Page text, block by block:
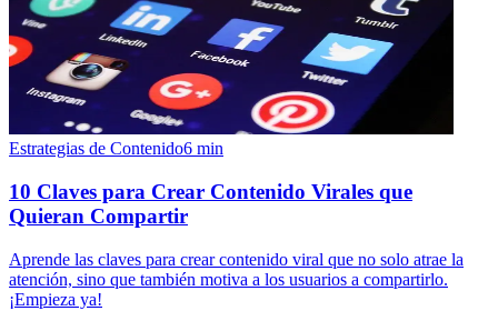
Estrategias de Contenido6 min
10 Claves para Crear Contenido Virales que
Quieran Compartir
Aprende las claves para crear contenido viral que no solo atrae la
atención, sino que también motiva a los usuarios a compartirlo.
¡Empieza ya!